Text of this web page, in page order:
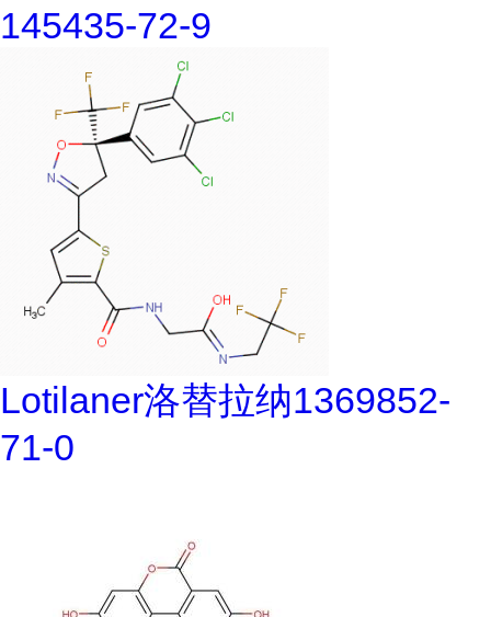
145435-72-9
Lotilaner洛替拉纳1369852-
71-0